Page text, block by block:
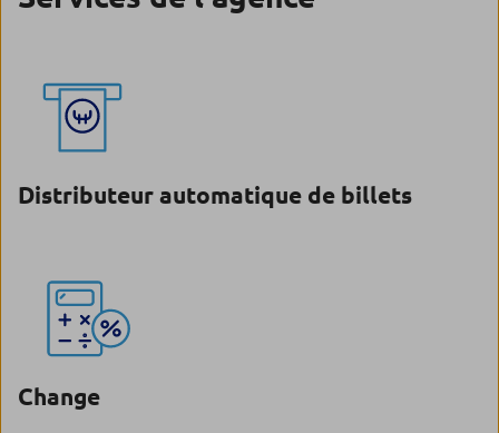
Distributeur automatique de billets
Change